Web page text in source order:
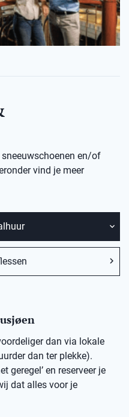
en/of
vind je meer
dan via lokale
dan ter plekke).
geregel’ en reserveer je
dat alles voor je